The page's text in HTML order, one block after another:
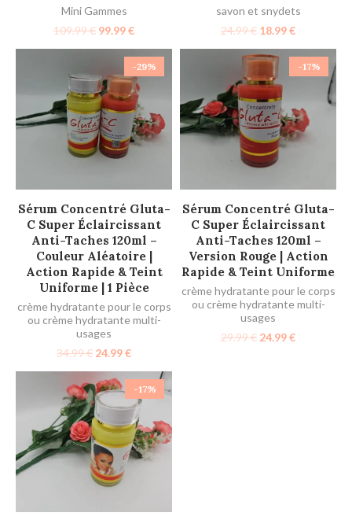
Mini Gammes
109.99€ 99.99€
savon et snydets
24.99€ 18.99€
-29%
AJOUTER AU PANIER
Sérum Concentré Gluta-
C Super Éclaircissant
Anti-Taches 120ml –
Couleur Aléatoire |
Action Rapide & Teint
Uniforme | 1 Pièce
crème hydratante pour le corps
ou crème hydratante multi-
usages
34.99€ 24.99€
-17%
AJOUTER AU PANIER
Sérum Concentré Gluta-
C Super Éclaircissant
Anti-Taches 120ml –
Version Rouge | Action
Rapide & Teint Uniforme
crème hydratante pour le corps
ou crème hydratante multi-
usages
29.99€ 24.99€
-17%